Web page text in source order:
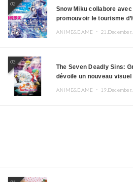
02
Snow Miku collabore
promouvoir le tourisme
ANIME&GAME ・
03
The Seven Deadly Sins:
dévoile un nouveau visuel
ANIME&GAME ・